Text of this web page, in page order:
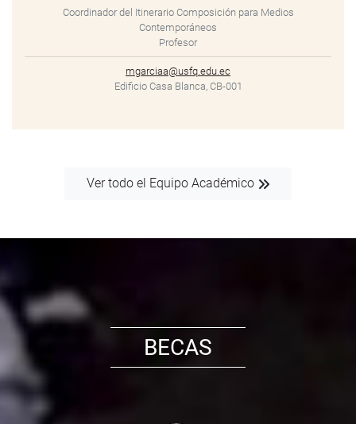
Coordinador del Itinerario Composición para Medios
Contemporáneos
Profesor
mgarciaa@usfq.edu.ec
Edificio Casa Blanca, CB-001
Ver todo el Equipo Académico
BECAS